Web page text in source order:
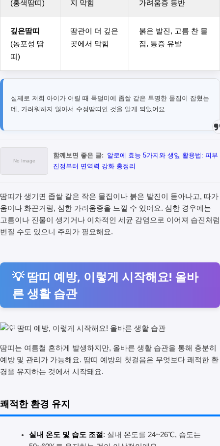
(홍색땀띠)
지 막힘
가려움증 동반
깊은땀띠
(농포성 땀
띠)
땀관이 더 깊은
곳에서 막힘
붉은 발진, 고름 찬 물
집, 통증 유발
실제로 저희 아이가 어릴 때 목덜미에 좁쌀 같은 투명한 물집이 잡혔는
데, 가려워하지 않아서 수정땀띠인 것을 알게 되었어요.
함께보면 좋은 글: 알로에 효능 5가지와 생잎 활용법: 피부
진정부터 면역력 강화 총정리
땀띠가 생기면 좁쌀 같은 작은 물집이나 붉은 발진이 돋아나고, 따가
움이나 화끈거림, 심한 가려움증을 느낄 수 있어요. 심한 경우에는
고름이나 진물이 생기거나 이차적인 세균 감염으로 이어져 습진처럼
번질 수도 있으니 주의가 필요해요.
💡 땀띠 예방, 이렇게 시작해요! 올바
른 생활 습관
땀띠는 여름철 흔하게 발생하지만, 올바른 생활 습관을 통해 충분히
예방 및 관리가 가능해요. 땀띠 예방의 첫걸음은 무엇보다 쾌적한 환
경을 유지하는 것에서 시작돼요.
쾌적한 환경 유지
실내 온도 및 습도 조절 : 실내 온도를 24~26℃, 습도는